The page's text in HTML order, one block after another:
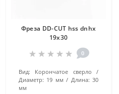
Фреза DD-CUT hss dnhx
19х30
0
Вид:
Корончатое сверло
Диаметр: 19 мм Длина: 30
мм